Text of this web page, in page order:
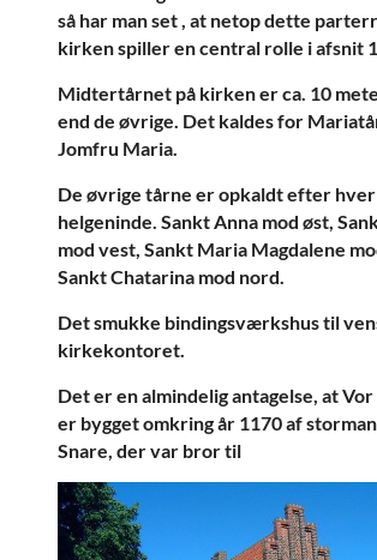
så har man set , at netop dette
kirken spiller en central rolle i afsnit
Midtertårnet på kirken er ca. 10
end de øvrige. Det kaldes for
Jomfru Maria.
De øvrige tårne er opkaldt efter
helgeninde. Sankt Anna mod øst,
mod vest, Sankt Maria Magdalene
Sankt Chatarina mod nord.
Det smukke bindingsværkshus til
kirkekontoret.
Det er en almindelig antagelse, at
er bygget omkring år 1170 af
Snare, der var bror til